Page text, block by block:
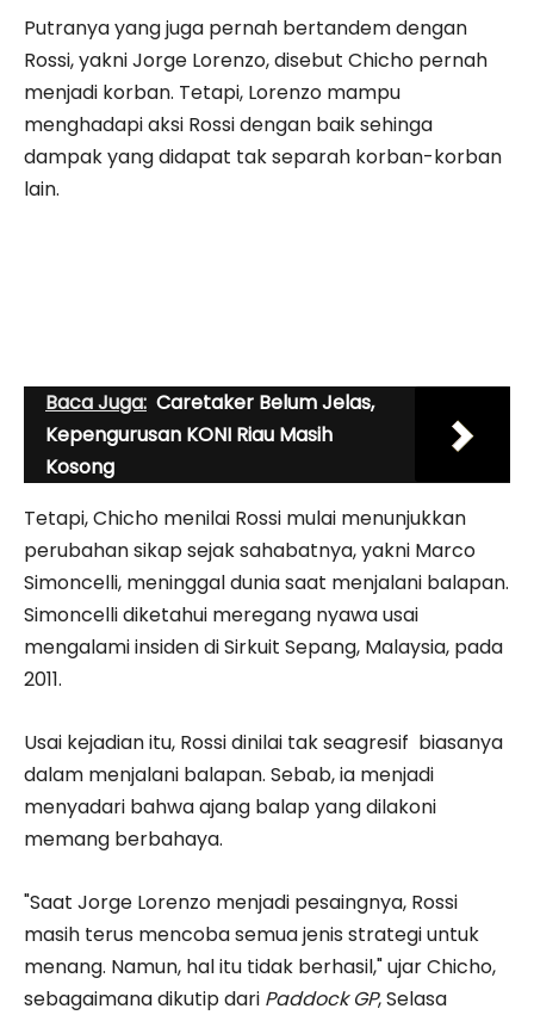
Putranya yang juga pernah bertandem dengan
Rossi, yakni Jorge Lorenzo, disebut Chicho pernah
menjadi korban. Tetapi, Lorenzo mampu
menghadapi aksi Rossi dengan baik sehinga
dampak yang didapat tak separah korban-korban
lain.
Baca Juga: Caretaker Belum Jelas,
Kepengurusan KONI Riau Masih
Kosong
Tetapi, Chicho menilai Rossi mulai menunjukkan
perubahan sikap sejak sahabatnya, yakni Marco
Simoncelli, meninggal dunia saat menjalani balapan.
Simoncelli diketahui meregang nyawa usai
mengalami insiden di Sirkuit Sepang, Malaysia, pada
2011.
Usai kejadian itu, Rossi dinilai tak seagresif biasanya
dalam menjalani balapan. Sebab, ia menjadi
menyadari bahwa ajang balap yang dilakoni
memang berbahaya.
"Saat Jorge Lorenzo menjadi pesaingnya, Rossi
masih terus mencoba semua jenis strategi untuk
menang. Namun, hal itu tidak berhasil," ujar Chicho,
sebagaimana dikutip dari Paddock GP, Selasa